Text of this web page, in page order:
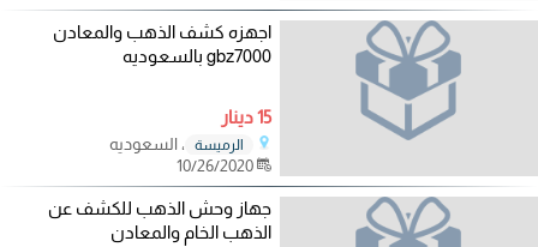
اجهزه كشف الذهب والمعادن
gbz7000 بالسعوديه
15 دينار
الرميسة
، السعوديه
10/26/2020
جهاز وحش الذهب للكشف عن
الذهب الخام والمعادن